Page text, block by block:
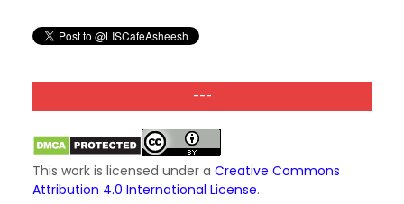
---
This work is licensed under a Creative Commons
Attribution 4.0 International License.